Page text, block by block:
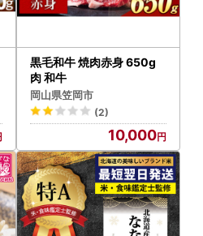
黒毛和牛 焼肉赤身 650g
肉 和牛
岡山県笠岡市
(2)
10,000